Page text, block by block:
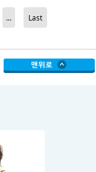
... Last